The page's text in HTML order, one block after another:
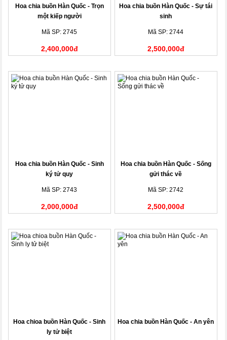
Hoa chia buồn Hàn Quốc - Trọn
một kiếp người
Mã SP: 2745
2,400,000đ
Hoa chia buồn Hàn Quốc - Sự tái
sinh
Mã SP: 2744
2,500,000đ
Hoa chia buồn Hàn Quốc - Sinh
ký tử quy
Mã SP: 2743
2,000,000đ
Hoa chia buồn Hàn Quốc - Sống
gửi thác về
Mã SP: 2742
2,500,000đ
Hoa chioa buồn Hàn Quốc - Sinh
ly tử biệt
Hoa chia buồn Hàn Quốc - An yên